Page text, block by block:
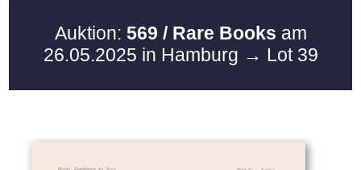
Auktion: 569 / Rare Books am
26.05.2025 in Hamburg → Lot 39